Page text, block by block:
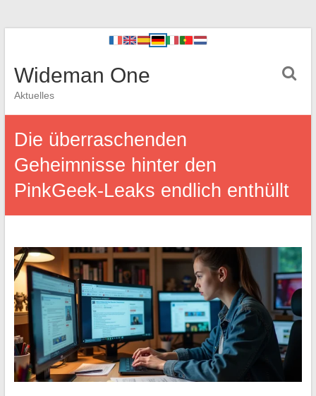
Wideman One
Aktuelles
Die überraschenden
Geheimnisse hinter den
PinkGeek-Leaks endlich enthüllt